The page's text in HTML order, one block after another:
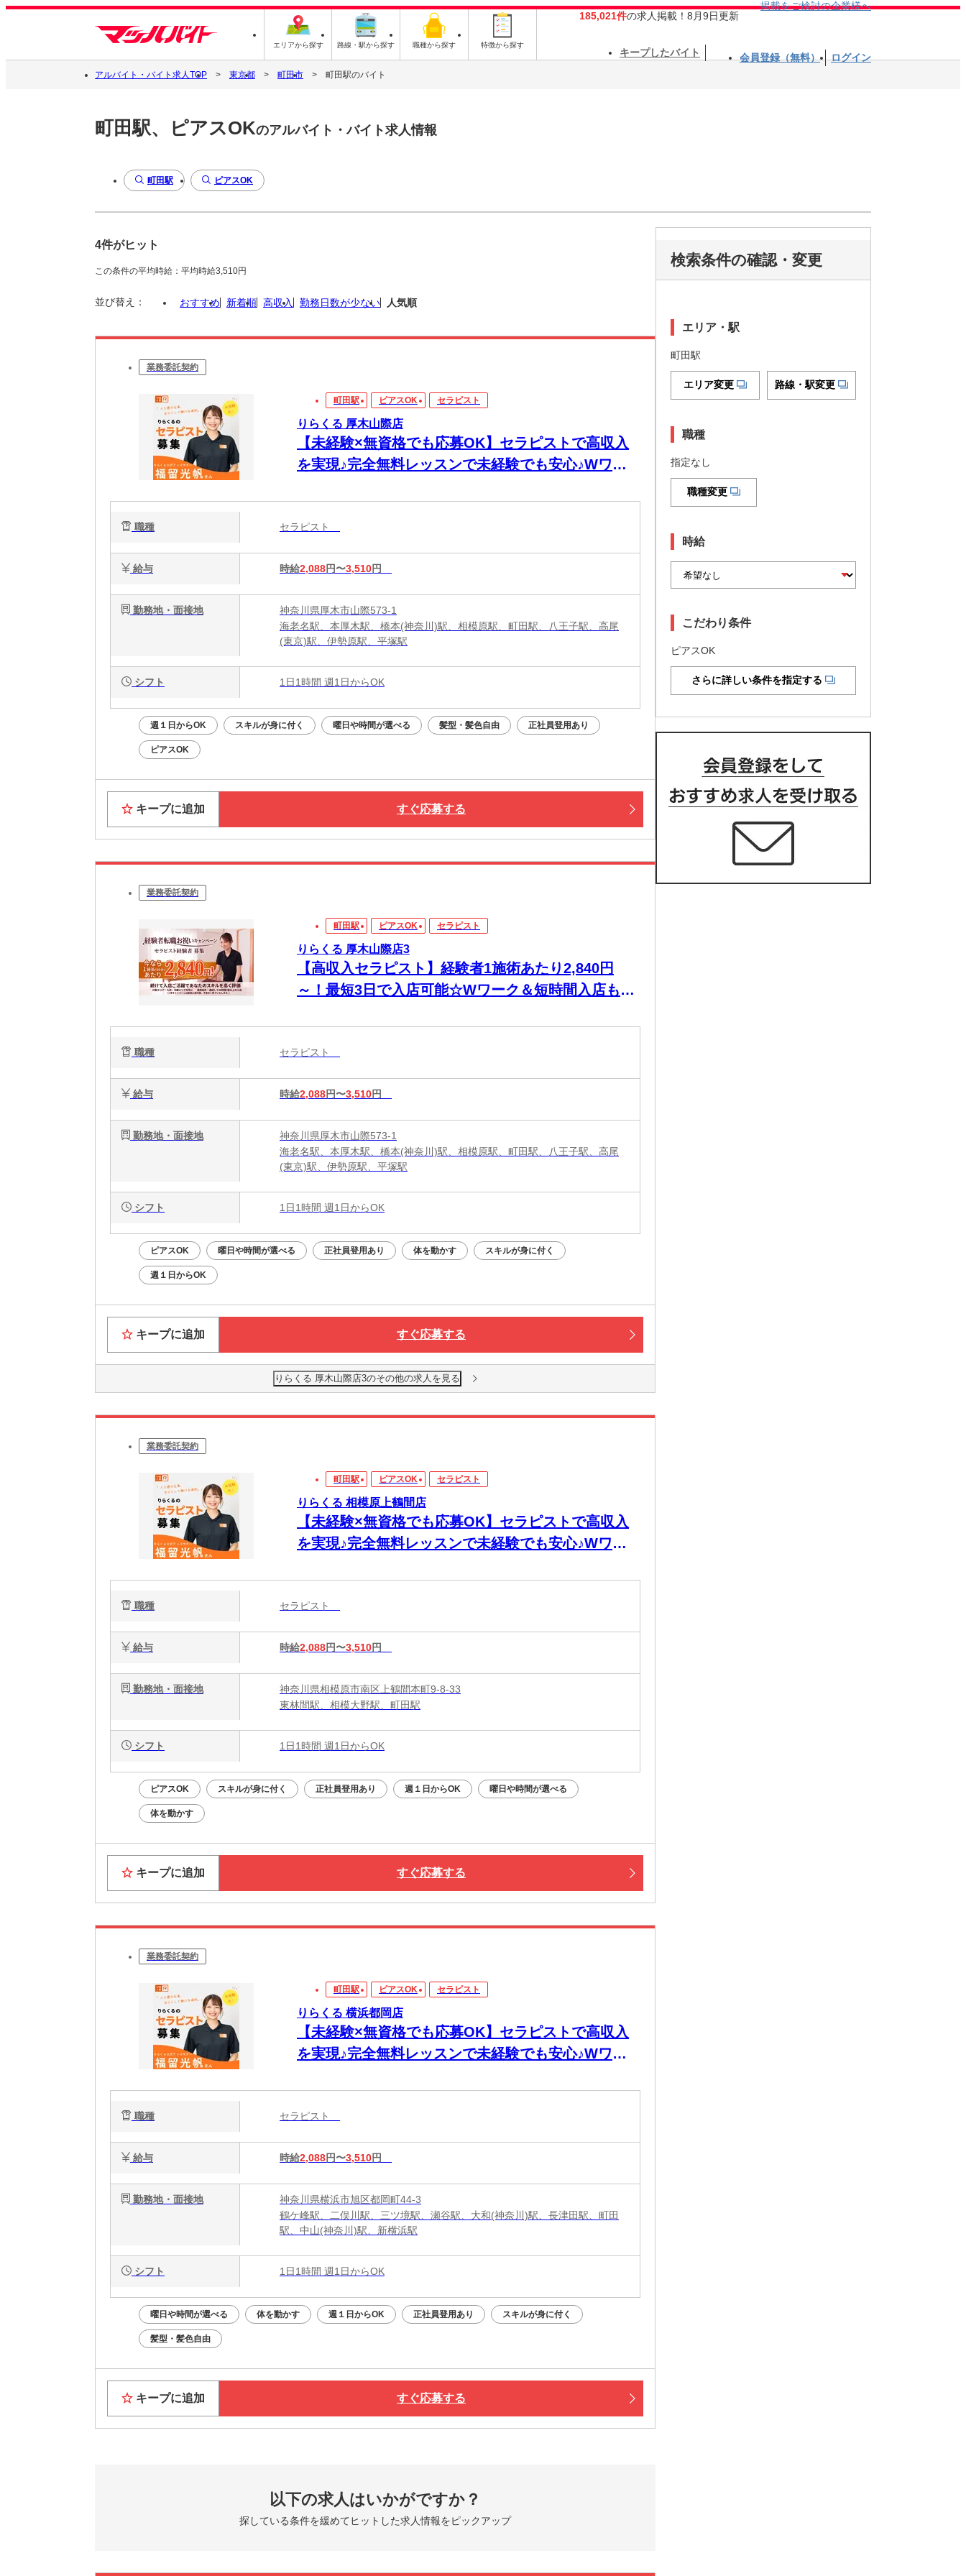
エリアから探す 路線・駅から探す 職種から探す 特徴から探す
185,021件の求人掲載！8月9日更新
掲載をご検討の企業様へ
キープしたバイト 会員登録（無料） ログイン
アルバイト・バイト求人TOP 東京都 町田市 町田駅のバイト
町田駅、ピアスOKのアルバイト・バイト求人情報
町田駅 ピアスOK
4件がヒット
この条件の平均時給：平均時給3,510円
並び替え： おすすめ 新着順 高収入 勤務日数が少ない 人気順
業務委託契約
町田駅 ピアスOK セラピスト
りらくる 厚木山際店
【未経験×無資格でも応募OK】セラピストで高収入
を実現♪完全無料レッスンで未経験でも安心♪Wワー
職種 セラピスト
給与 時給2,088円〜3,510円
勤務地・面接地
神奈川県厚木市山際573-1
海老名駅、本厚木駅、橋本(神奈川)駅、相模原駅、町田駅、八王子駅、高尾
(東京)駅、伊勢原駅、平塚駅
シフト 1日1時間 週1日からOK
週１日からOK スキルが身に付く 曜日や時間が選べる 髪型・髪色自由 正社員登用あり
ピアスOK
キープに追加 すぐ応募する
業務委託契約
町田駅 ピアスOK セラピスト
りらくる 厚木山際店3
【高収入セラピスト】経験者1施術あたり2,840円
～！最短3日で入店可能☆Wワーク＆短時間入店も
職種 セラピスト
給与 時給2,088円〜3,510円
勤務地・面接地
神奈川県厚木市山際573-1
海老名駅、本厚木駅、橋本(神奈川)駅、相模原駅、町田駅、八王子駅、高尾
(東京)駅、伊勢原駅、平塚駅
シフト 1日1時間 週1日からOK
ピアスOK 曜日や時間が選べる 正社員登用あり 体を動かす スキルが身に付く
週１日からOK
キープに追加 すぐ応募する
りらくる 厚木山際店3のその他の求人を見る
業務委託契約
町田駅 ピアスOK セラピスト
りらくる 相模原上鶴間店
【未経験×無資格でも応募OK】セラピストで高収入
を実現♪完全無料レッスンで未経験でも安心♪Wワー
職種 セラピスト
給与 時給2,088円〜3,510円
勤務地・面接地
神奈川県相模原市南区上鶴間本町9-8-33
東林間駅、相模大野駅、町田駅
シフト 1日1時間 週1日からOK
ピアスOK スキルが身に付く 正社員登用あり 週１日からOK 曜日や時間が選べる
体を動かす
キープに追加 すぐ応募する
業務委託契約
町田駅 ピアスOK セラピスト
りらくる 横浜都岡店
【未経験×無資格でも応募OK】セラピストで高収入
を実現♪完全無料レッスンで未経験でも安心♪Wワー
職種 セラピスト
給与 時給2,088円〜3,510円
勤務地・面接地
神奈川県横浜市旭区都岡町44-3
鶴ケ峰駅、二俣川駅、三ツ境駅、瀬谷駅、大和(神奈川)駅、長津田駅、町田
駅、中山(神奈川)駅、新横浜駅
シフト 1日1時間 週1日からOK
曜日や時間が選べる 体を動かす 週１日からOK 正社員登用あり スキルが身に付く
髪型・髪色自由
キープに追加 すぐ応募する
以下の求人はいかがですか？
探している条件を緩めてヒットした求人情報をピックアップ
検索条件の確認・変更
エリア・駅
町田駅
エリア変更 路線・駅変更
職種
指定なし
職種変更
時給
こだわり条件
ピアスOK
さらに詳しい条件を指定する